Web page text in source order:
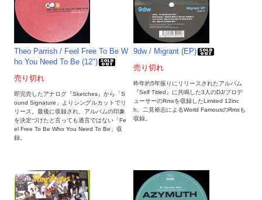
Theo Parrish / Feel Free To Be W
ho You Need To Be (12")
売り切れ
即完売したアナログ『Sketches』から「S
ound Signature」よりシングルカットでリ
リース。最後に収録され、アルバムの印象
を決定づけたと言っても過言ではない「Fe
el Free To Be Who You Need To Be」収
録。
9dw / Migrant (EP)
売り切れ
昨年約5年振りにリリースされたアルバム
『Self Titled』に共鳴した3人のDJ/プロデ
ューサーのRmxを収録したLimited 12inc
h。二見裕志によるWorld FamousのRmxも
収録。